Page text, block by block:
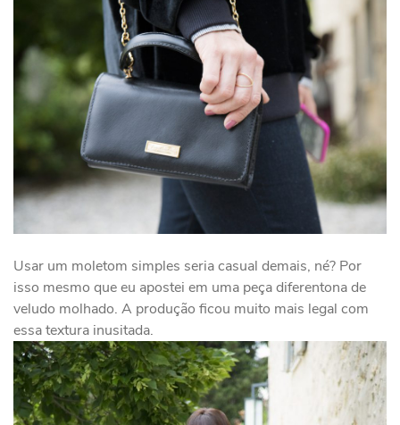
Usar um moletom simples seria casual demais, né? Por
isso mesmo que eu apostei em uma peça diferentona de
veludo molhado. A produção ficou muito mais legal com
essa textura inusitada.